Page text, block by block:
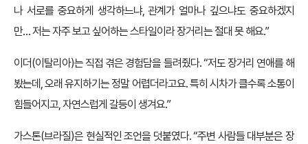
나 서로를 중요하게 생각하느냐, 관계가 얼마나 깊으냐도 중요하겠지
만… 저는 자주 보고 싶어하는 스타일이라 장거리는 절대 못 해요.”
이더(이탈리아)는 직접 겪은 경험담을 들려줬다. “저도 장거리 연애를 해
봤는데, 오래 유지하기는 정말 어렵더라고요. 특히 시차가 클수록 소통이
힘들어지고, 자연스럽게 갈등이 생겨요.”
가스톤(브라질)은 현실적인 조언을 덧붙였다. “주변 사람들 대부분은 장